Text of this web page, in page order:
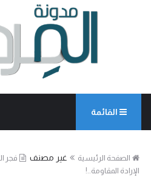
القائمة
الصفحة الرئيسية غير مصنف
​فجر
الإرادة المقاومة..!